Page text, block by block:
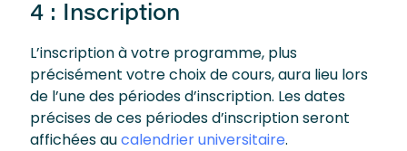
4 : Inscription
L’inscription à votre programme, plus
précisément votre choix de cours, aura lieu lors
de l’une des périodes d’inscription. Les dates
précises de ces périodes d’inscription seront
affichées aucalendrier universitaire.